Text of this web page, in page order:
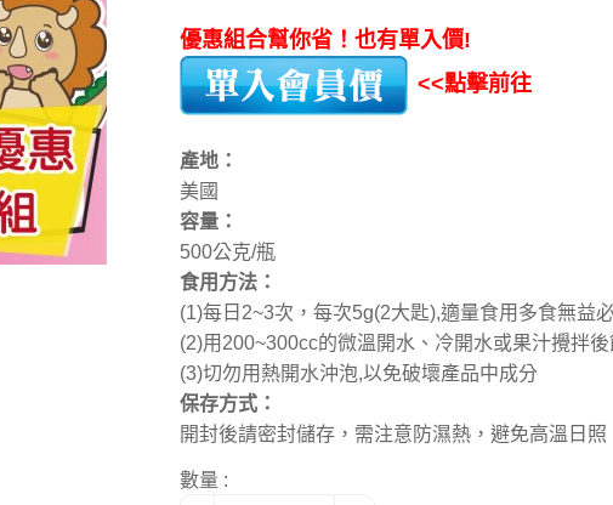
優惠組合幫你省！也有單入價!
<<點擊前往
產地：
美國
容量：
500公克/瓶
食用方法：
(1)每日2~3次，每次5g(2大匙),適量食用多食無益
​(2)用200~300cc的微溫開水、冷開水或果汁攪拌後
​(3)切勿用熱開水沖泡,以免破壞產品中成分
​保存方式：
開封後請密封儲存，需注意防濕熱，避免高溫日照
數量 :